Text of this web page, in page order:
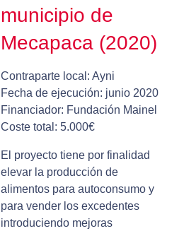
municipio de
Mecapaca (2020)
Contraparte local: Ayni
Fecha de ejecución: junio 2020
Financiador: Fundación Mainel
Coste total: 5.000€
El proyecto tiene por finalidad
elevar la producción de
alimentos para autoconsumo y
para vender los excedentes
introduciendo mejoras